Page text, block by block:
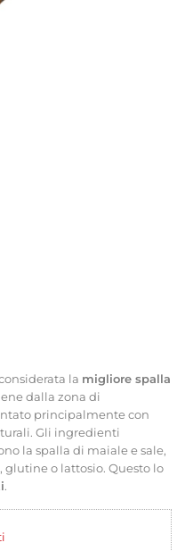
la migliore spalla
dalla zona di
principalmente con
Gli ingredienti
la spalla di maiale e sale,
o lattosio. Questo lo
.